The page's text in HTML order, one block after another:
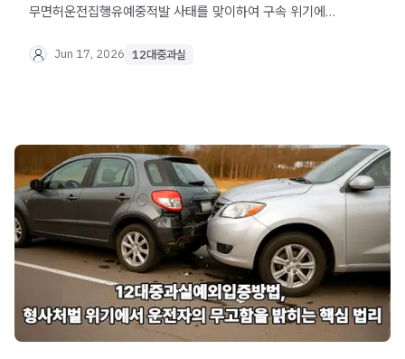
무면허운전집행유예중적발 사태를 맞이하여 구속 위기에
징역형까지 살아나 실형을 살게 될 수 있는 절체절명의
Jun 17, 2026 12대중과실